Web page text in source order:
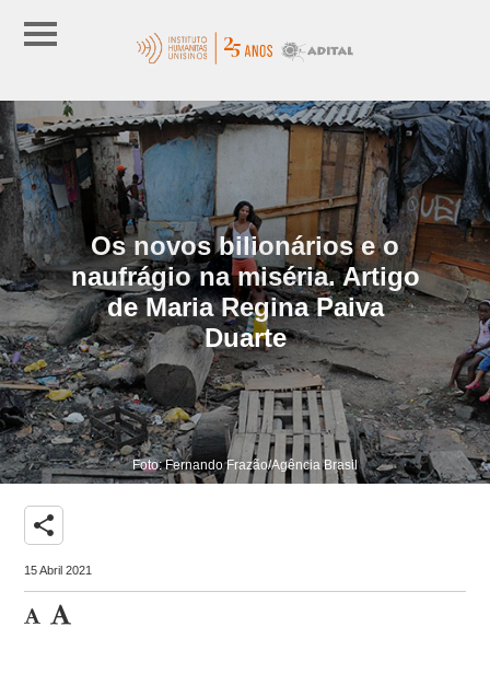
Os novos bilionários e o
naufrágio na miséria. Artigo
de Maria Regina Paiva
Duarte
Foto: Fernando Frazão/Agência Brasil
share
15 Abril 2021